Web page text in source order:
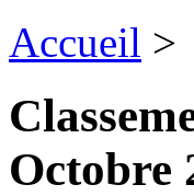
Accueil >
Octobre